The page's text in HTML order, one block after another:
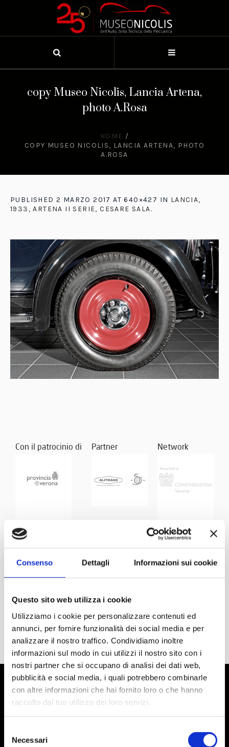
Consenso Dettagli Informazioni sui cookie
Questo sito web utilizza i cookie
Utilizziamo i cookie per personalizzare contenuti ed
annunci, per fornire funzionalità dei social media e per
analizzare il nostro traffico. Condividiamo inoltre
informazioni sul modo in cui utilizzi il nostro sito con i
nostri partner che si occupano di analisi dei dati web,
pubblicità e social media, i quali potrebbero combinarle
con altre informazioni che hai fornito loro o che hanno
raccolto dal tuo utilizzo dei loro servizi.
delNecessari
copy Museo Nicolis, Lancia Artena,
photo A.Rosa
HOME /
COPY MUSEO NICOLIS, LANCIA ARTENA, PHOTO
A.ROSA
PUBLISHED 2 MARZO 2017 AT 640×427 IN LANCIA,
1933, ARTENA II SERIE, CESARE SALA.
Con il patrocinio di Partner Network